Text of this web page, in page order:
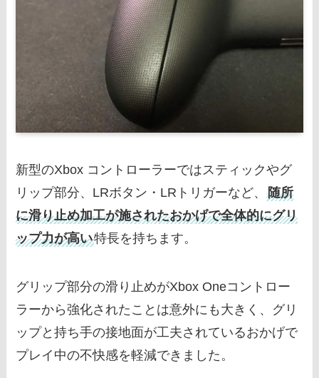
新型のXbox コントローラーではスティックやグ
リップ部分、LRボタン・LRトリガーなど、随所
に滑り止め加工が施されたおかげで全体的にグリ
ップ力が高い特長を持ちます。
グリップ部分の滑り止めがXbox Oneコントロー
ラーから強化されたことは意外にも大きく、グリ
ップと持ち手の接地面が工夫されているおかげで
プレイ中の不快感を軽減できました。